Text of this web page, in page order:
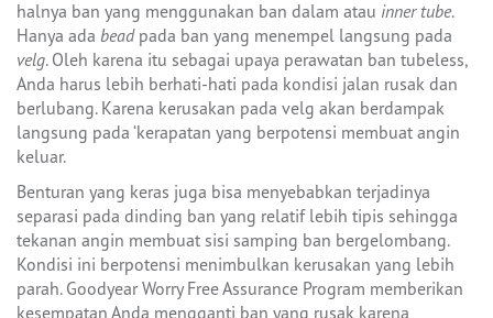
halnya ban yang menggunakan ban dalam atau inner tube.
Hanya ada beadpada ban yang menempel langsung pada
velg. Oleh karena itu sebagai upaya perawatan ban tubeless,
Anda harus lebih berhati-hati pada kondisi jalan rusak dan
berlubang. Karena kerusakan pada velg akan berdampak
langsung pada ‘kerapatan yang berpotensi membuat angin
keluar.
Benturan yang keras juga bisa menyebabkan terjadinya
separasi pada dinding ban yang relatif lebih tipis sehingga
tekanan angin membuat sisi samping ban bergelombang.
Kondisi ini berpotensi menimbulkan kerusakan yang lebih
parah. Goodyear Worry Free Assurance Program memberikan
kesempatan Anda mengganti ban yang rusak karena